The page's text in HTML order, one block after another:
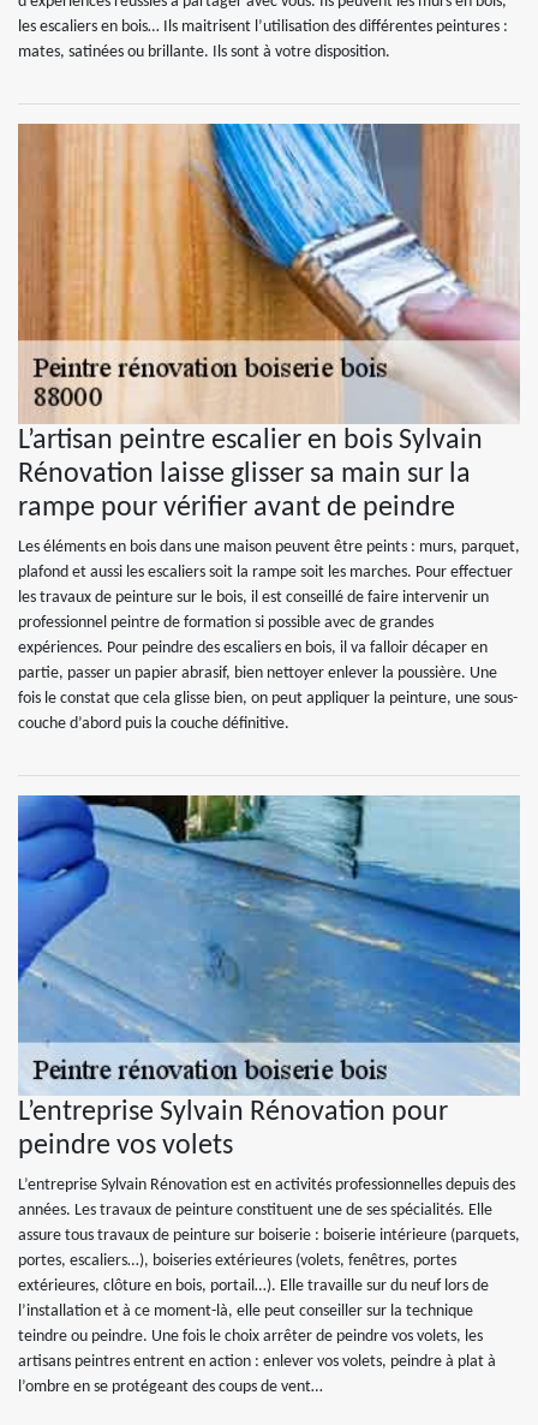
les escaliers en bois… Ils maitrisent l’utilisation des différentes peintures :
mates, satinées ou brillante. Ils sont à votre disposition.
L’artisan peintre escalier en bois Sylvain
Rénovation laisse glisser sa main sur la
rampe pour vérifier avant de peindre
Les éléments en bois dans une maison peuvent être peints : murs, parquet,
plafond et aussi les escaliers soit la rampe soit les marches. Pour effectuer
les travaux de peinture sur le bois, il est conseillé de faire intervenir un
professionnel peintre de formation si possible avec de grandes
expériences. Pour peindre des escaliers en bois, il va falloir décaper en
partie, passer un papier abrasif, bien nettoyer enlever la poussière. Une
fois le constat que cela glisse bien, on peut appliquer la peinture, une sous-
couche d’abord puis la couche définitive.
L’entreprise Sylvain Rénovation pour
peindre vos volets
L’entreprise Sylvain Rénovation est en activités professionnelles depuis des
années. Les travaux de peinture constituent une de ses spécialités. Elle
assure tous travaux de peinture sur boiserie : boiserie intérieure (parquets,
portes, escaliers…), boiseries extérieures (volets, fenêtres, portes
extérieures, clôture en bois, portail…). Elle travaille sur du neuf lors de
l’installation et à ce moment-là, elle peut conseiller sur la technique
teindre ou peindre. Une fois le choix arrêter de peindre vos volets, les
artisans peintres entrent en action : enlever vos volets, peindre à plat à
l’ombre en se protégeant des coups de vent…